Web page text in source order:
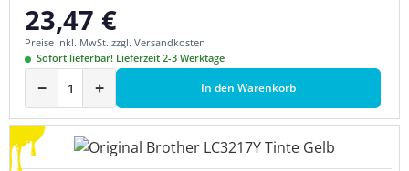
Regulärer Preis:
23,47 €
Preise inkl. MwSt. zzgl. Versandkosten
Sofort lieferbar! Lieferzeit 2-3 Werktage
− + In den Warenkorb